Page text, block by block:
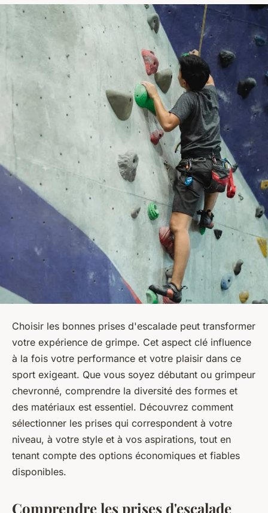
Choisir les bonnes prises d'escalade peut transformer
votre expérience de grimpe. Cet aspect clé influence
à la fois votre performance et votre plaisir dans ce
sport exigeant. Que vous soyez débutant ou grimpeur
chevronné, comprendre la diversité des formes et
des matériaux est essentiel. Découvrez comment
sélectionner les prises qui correspondent à votre
niveau, à votre style et à vos aspirations, tout en
tenant compte des options économiques et fiables
disponibles.
Comprendre les prises d'escalade